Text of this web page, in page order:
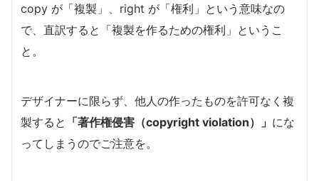
copy が「複製」、right が「権利」という意味なの
で、直訳すると「複製を作るための権利」というこ
と。
デザイナーに限らず、他人の作ったものを許可なく複
製すると 「著作権侵害（copyright violation）」 にな
ってしまうのでご注意を。